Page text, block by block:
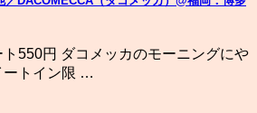
550円 ダコメッカのモーニングにや
ートイン限 …